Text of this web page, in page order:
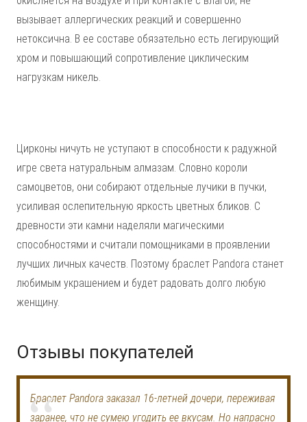
вызывает аллергических реакций и совершенно
нетоксична. В ее составе обязательно есть легирующий
хром и повышающий сопротивление циклическим
нагрузкам никель.
Цирконы ничуть не уступают в способности к радужной
игре света натуральным алмазам. Словно короли
самоцветов, они собирают отдельные лучики в пучки,
усиливая ослепительную яркость цветных бликов. С
древности эти камни наделяли магическими
способностями и считали помощниками в проявлении
лучших личных качеств. Поэтому браслет Pandora станет
любимым украшением и будет радовать долго любую
женщину.
Отзывы покупателей
Браслет Pandora заказал 16-летней дочери, переживая
заранее, что не сумею угодить ее вкусам. Но напрасно